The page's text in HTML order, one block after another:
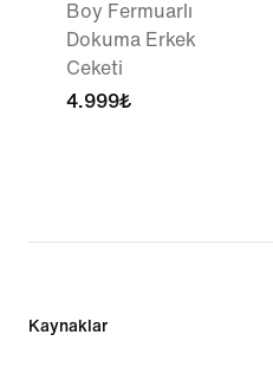
Boy Fermuarlı
Dokuma Erkek
Ceketi
4.999₺
Kaynaklar